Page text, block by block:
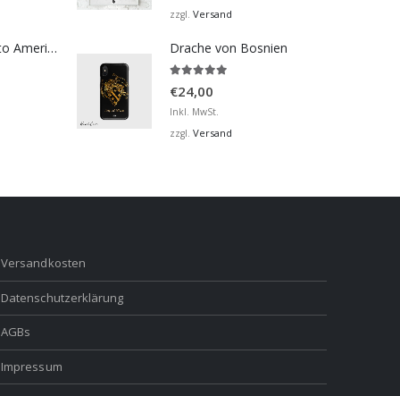
Bosna Take Me to America Navijačka Majica 2
zzgl. Versand
Drache von Bosnien
€24,00
Inkl. MwSt.
zzgl. Versand
Versandkosten
Datenschutzerklärung
AGBs
Impressum